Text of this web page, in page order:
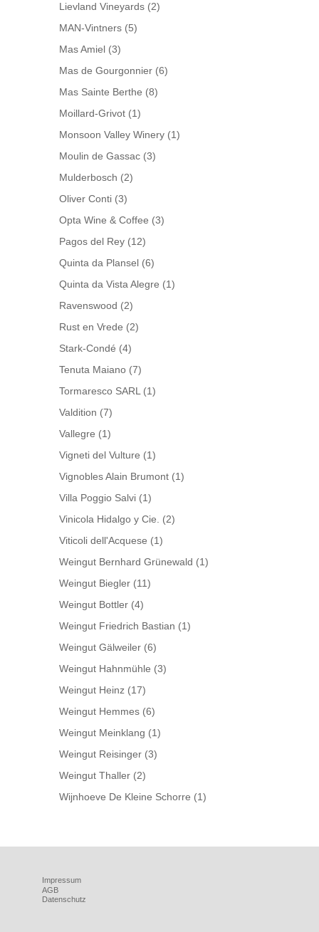
Lievland Vineyards (2)
MAN-Vintners (5)
Mas Amiel (3)
Mas de Gourgonnier (6)
Mas Sainte Berthe (8)
Moillard-Grivot (1)
Monsoon Valley Winery (1)
Moulin de Gassac (3)
Mulderbosch (2)
Oliver Conti (3)
Opta Wine & Coffee (3)
Pagos del Rey (12)
Quinta da Plansel (6)
Quinta da Vista Alegre (1)
Ravenswood (2)
Rust en Vrede (2)
Stark-Condé (4)
Tenuta Maiano (7)
Tormaresco SARL (1)
Valdition (7)
Vallegre (1)
Vigneti del Vulture (1)
Vignobles Alain Brumont (1)
Villa Poggio Salvi (1)
Vinicola Hidalgo y Cie.
(2)
Viticoli dell'Acquese (1)
Weingut Bernhard Grünewald (1)
Weingut Biegler (11)
Weingut Bottler (4)
Weingut Friedrich Bastian (1)
Weingut Gälweiler (6)
Weingut Hahnmühle (3)
Weingut Heinz (17)
Weingut Hemmes (6)
Weingut Meinklang (1)
Weingut Reisinger (3)
Weingut Thaller (2)
Wijnhoeve De Kleine Schorre (1)
Impressum
AGB
Datenschutz